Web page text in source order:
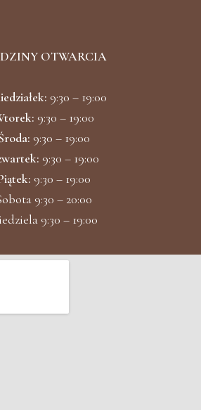
m
OTWARCIA
9:30 – 19:00
9:30 – 19:00
9:30 – 19:00
9:30 – 19:00
9:30 – 19:00
9:30 – 20:00
9:30 – 19:00